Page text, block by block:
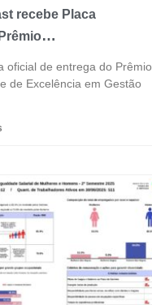
recebe Placa
2025 e
posição entre
mais
oficial de entrega do Prêmio
de Excelência em Gestão